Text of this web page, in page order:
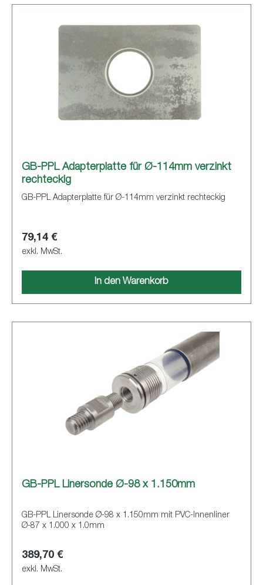
GB-PPL Adapterplatte für Ø-114mm verzinkt
rechteckig
GB-PPL Adapterplatte für Ø-114mm verzinkt rechteckig
79,14 €
exkl. MwSt.
In den Warenkorb
GB-PPL Linersonde Ø-98 x 1.150mm
GB-PPL Linersonde Ø-98 x 1.150mm mit PVC-Innenliner
Ø-87 x 1.000 x 1.0mm
389,70 €
exkl. MwSt.